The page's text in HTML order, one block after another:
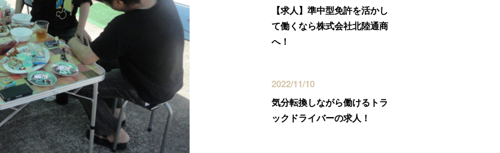
【求人】準中型免許を活かし
て働くなら株式会社北陸通商
へ！
2022/11/10
気分転換しながら働けるトラ
ックドライバーの求人！